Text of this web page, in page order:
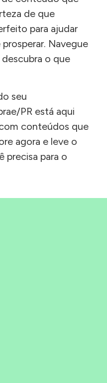
de que
para ajudar
Navegue
o que
seu
PR está aqui
conteúdos que
agora e leve o
precisa para o